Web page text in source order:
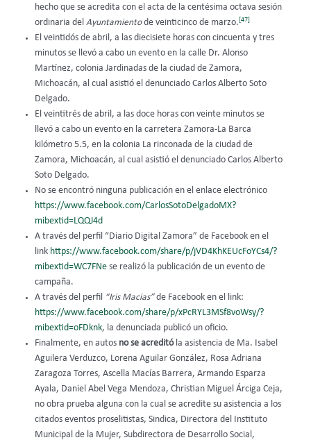
hecho que se acredita con el acta de la centésima octava sesión
ordinaria del Ayuntamientode veinticinco de marzo.[47]
El veintidós de abril, a las diecisiete horas con cincuenta y tres
minutos se llevó a cabo un evento en la calle Dr. Alonso
Martínez, colonia Jardinadas de la ciudad de Zamora,
Michoacán, al cual asistió el denunciado Carlos Alberto Soto
Delgado.
El veintitrés de abril, a las doce horas con veinte minutos se
llevó a cabo un evento en la carretera Zamora-La Barca
kilómetro 5.5, en la colonia La rinconada de la ciudad de
Zamora, Michoacán, al cual asistió el denunciado Carlos Alberto
Soto Delgado.
No se encontró ninguna publicación en el enlace electrónico
https://www.facebook.com/CarlosSotoDelgadoMX?
mibextid=LQQJ4d
A través del perfil “Diario Digital Zamora” de Facebook en el
link https://www.facebook.com/share/p/jVD4KhKEUcFoYCs4/?
mibextid=WC7FNe se realizó la publicación de un evento de
campaña.
A través del perfil
“Iris Macias”de Facebook en el link:
https://www.facebook.com/share/p/xPcRYL3MSf8voWsy/?
mibextid=oFDknk, la denunciada publicó un oficio.
Finalmente, en autos no se acreditó la asistencia de Ma. Isabel
Aguilera Verduzco, Lorena Aguilar González, Rosa Adriana
Zaragoza Torres, Ascella Macías Barrera, Armando Esparza
Ayala, Daniel Abel Vega Mendoza, Christian Miguel Árciga Ceja,
no obra prueba alguna con la cual se acredite su asistencia a los
citados eventos proselitistas, Sindica, Directora del Instituto
Municipal de la Mujer, Subdirectora de Desarrollo Social,